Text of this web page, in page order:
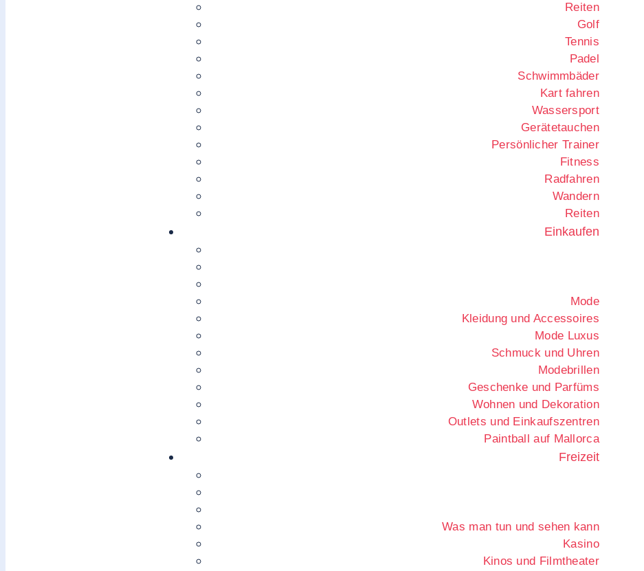
Reiten
Golf
Tennis
Padel
Schwimmbäder
Kart fahren
Wassersport
Gerätetauchen
Persönlicher Trainer
Fitness
Radfahren
Wandern
Reiten
Einkaufen
Mode
Kleidung und Accessoires
Mode Luxus
Schmuck und Uhren
Modebrillen
Geschenke und Parfüms
Wohnen und Dekoration
Outlets und Einkaufszentren
Paintball auf Mallorca
Freizeit
Was man tun und sehen kann
Kasino
Kinos und Filmtheater